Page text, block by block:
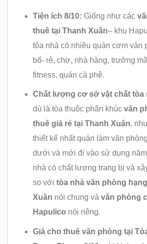
Tiện ích 8/10: Giống như các
thuê tại Thanh Xuân– khu
tòa nhà có nhiều quán cơm văn
bổ- rẻ, chợ, nhà hàng, trường
fitness, quán cà phê.
Chất lượng cơ sở vật chất tòa
dù là tòa thuộc phân khúc văn
thuê giá rẻ tại Thanh Xuân,
thiết kế nhất quán làm văn
dưới và mới đi vào sử dụng
nhà có chất lượng trang bị và
so với tòa nhà văn phòng
Xuân nói chung và văn phòng
Hapulico nói riêng.
Giá cho thuê văn phòng tại